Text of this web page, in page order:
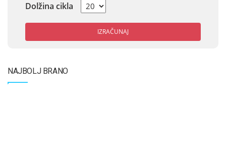
Dolžina cikla
IZRAČUNAJ
NAJBOLJ BRANO